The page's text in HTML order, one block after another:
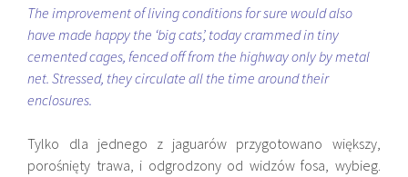
The improvement of living conditions for sure would also
have made happy the ‘big cats’, today crammed in tiny
cemented cages, fenced off from the highway only by metal
net. Stressed, they circulate all the time around their
enclosures.
Tylko dla jednego z jaguarów przygotowano większy,
porośnięty trawa, i odgrodzony od widzów fosa, wybieg.